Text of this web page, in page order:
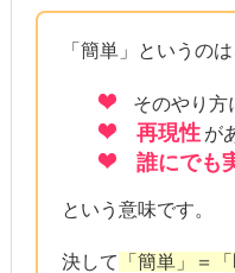
「簡単」というのは
そのやり方
再現性 が
誰にでも
という意味です。
決して
「簡単」＝